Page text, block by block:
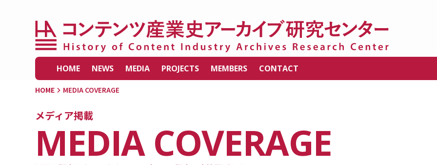
HOME NEWS MEDIA PROJECTS MEMBERS CONTACT
HOME MEDIA COVERAGE
メディア掲載
MEDIA COVERAGE